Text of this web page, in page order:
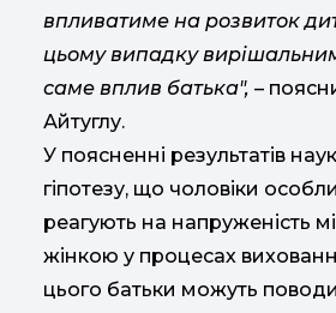
впливатиме на розвиток
цьому випадку
саме вплив батька", –
Айтуглу.
У поясненні результатів
гіпотезу, що чоловіки
реагують на напруженість
жінкою у процесах
цього батьки можуть